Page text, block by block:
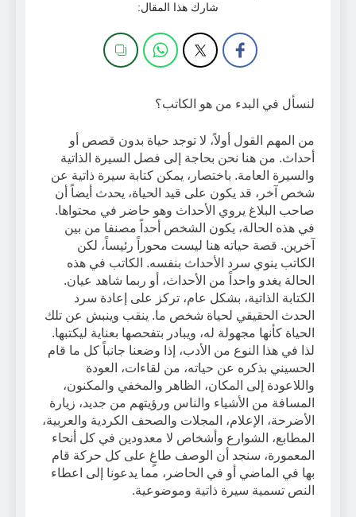
شارك هذا المقال:
لنسأل في البدء من هو الكاتب؟
من المهم القول أولاً، لا توجد حياة بدون قصص أو
أحداث. من هنا نحن بحاجة إلى فصل السيرة الذاتية
والسيرة العامة. باختصار، يمكن كتابة سيرة ذاتية عن
شخص آخر، قد يكون على قيد الحياة، يحدث أيضاً أن
صاحب البلاغ يروي الأحداث وهو حاضر في محتواها.
في هذه الحالة، يكون الشخص أحداً مصنفا من بين
آخرين. قصة حياته هنا ليست محوراً رئيساً، لكن
الكاتب ينوي سرد الأحداث بنفسه. الكاتب في هذه
الحالة يغدو واحداً من الأحداث، أو ربما شاهد عيان.
الكتابة الذاتية، بشكل عام، تركز على إعادة سرد
الحدث الحقيقي لحياة شخص ما. ينقب وينبش عن تلك
الحياة كأنها مجهولة له، ويبادر بتفحصها بعناية ليكتبها.
لذا في هذا النوع من الأدب، إذا وضعنا جانباً كل ما قام
الحسيني بذكره عن حياته، من لقاءات، العودة
واللاعودة إلى المكان، الظاهر والمخفي والمكنون،
المسافة من الأشياء والناس ورؤيتهم من جديد، زيارة
الأضرحة، الإعلام، المجلات والصحف الكردية والعربية،
المطابع، الشوارع وأشخاص لا معدودين في كل أنحاء
المعمورة، سنجد أن الوصف طاغٍ على كل حركة قام
بها في الماضي أو في الحاضر، مما يدعونا إلى اعطاء
النص تسمية سيرة ذاتية وموضوعية.